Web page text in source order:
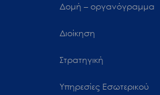
Δομή – οργανόγραμμα
Διοίκηση
Στρατηγική
Υπηρεσίες Εσωτερικού